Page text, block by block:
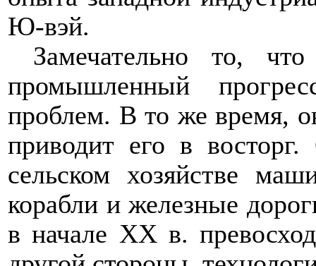
Ю-вэй.
Замечательно то,
промышленный
проблем. В то же время,
приводит его в
сельском хозяйстве
корабли и железные
в начале ХХ в.